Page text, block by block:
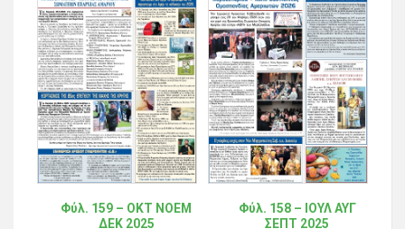
Φύλ. 159 – ΟΚΤ ΝΟΕΜ
ΔΕΚ 2025
Φύλ. 158 – ΙΟΥΛ ΑΥΓ
ΣΕΠΤ 2025